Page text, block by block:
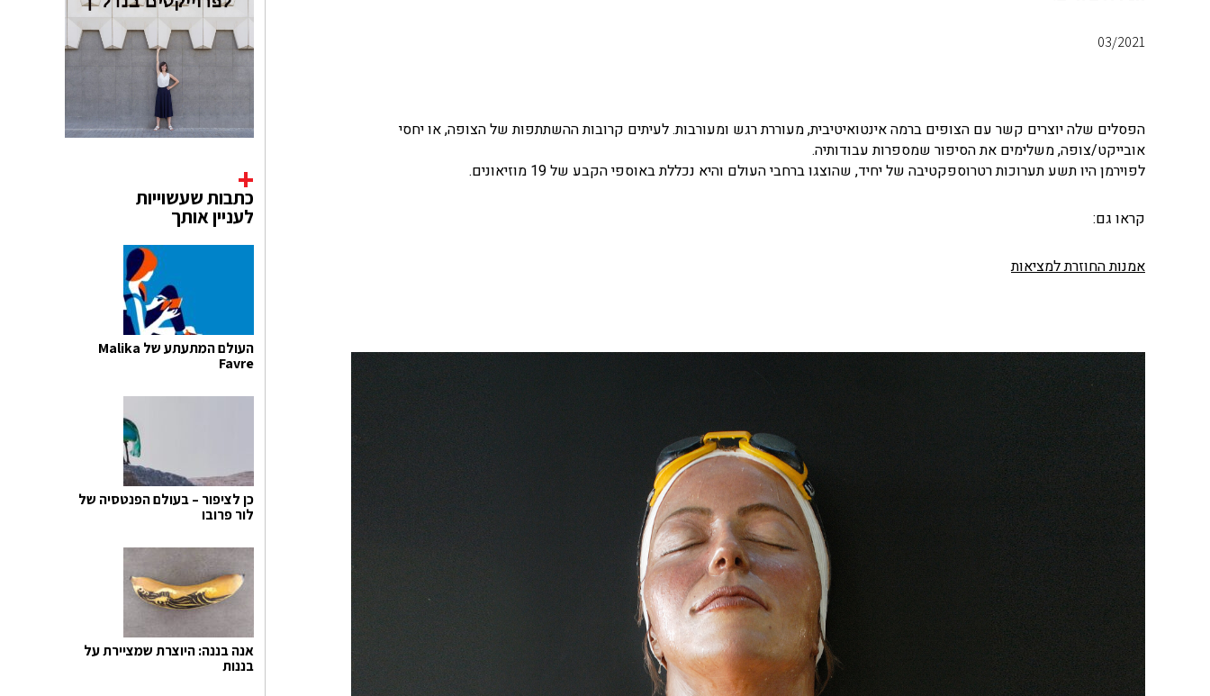
03/2021
הפסלים שלה יוצרים קשר עם הצופים ברמה אינטואיטיבית, מעוררת רגש ומעורבות. לעיתים קרובות ההשתתפות של הצופה, או יחסי
אובייקט/צופה, משלימים את הסיפור שמספרות עבודותיה.
לפוירמן היו תשע תערוכות רטרוספקטיבה של יחיד, שהוצגו ברחבי העולם והיא נכללת באוספי הקבע של 19 מוזיאונים.
קראו גם:
אמנות החוזרת למציאות
כתבות שעשוייות
לעניין אותך
העולם המתעתע של Malika
Favre
כן לציפור – בעולם הפנטסיה של
לור פרובו
אנה בננה: היוצרת שמציירת על
בננות